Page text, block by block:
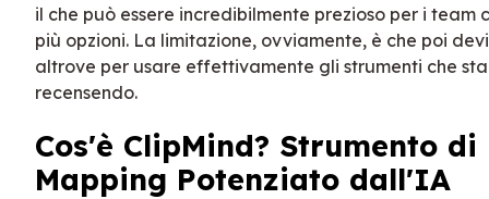
il che può essere incredibilmente prezioso per i team
più opzioni. La limitazione, ovviamente, è che poi
altrove per usare effettivamente gli strumenti che
recensendo.
Cos'è ClipMind? Strumento di
Mapping Potenziato dall'IA